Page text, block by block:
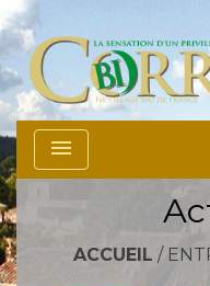
menu
ACCUEIL /